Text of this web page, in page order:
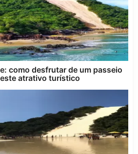
como desfrutar de um passeio
atrativo turístico